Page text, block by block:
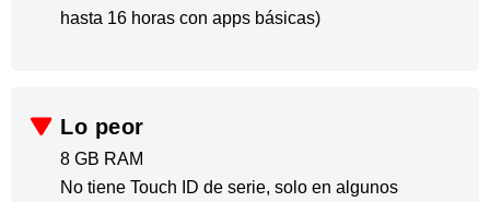
hasta 16 horas ​con apps básicas)
Lo peor
8 GB RAM
No tiene Touch ID de serie, solo en algunos